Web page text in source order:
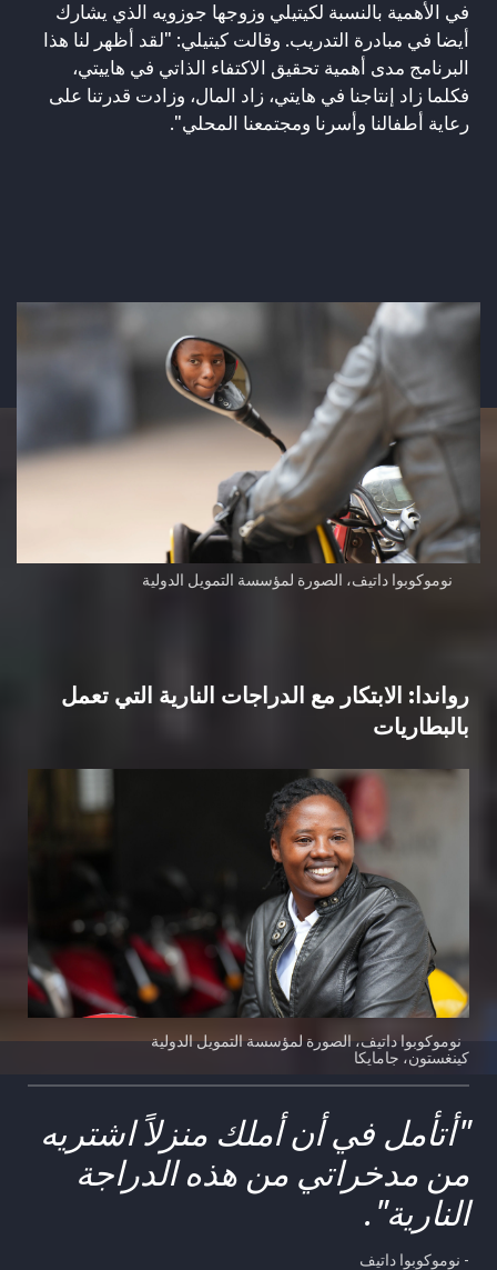
في الأهمية بالنسبة لكيتيلي وزوجها جوزويه الذي يشارك
أيضا في مبادرة التدريب. وقالت كيتيلي: "لقد أظهر لنا هذا
البرنامج مدى أهمية تحقيق الاكتفاء الذاتي في هاييتي،
فكلما زاد إنتاجنا في هايتي، زاد المال، وزادت قدرتنا على
رعاية أطفالنا وأسرنا ومجتمعنا المحلي".
نوموكوبوا داتيف، الصورة لمؤسسة التمويل الدولية
رواندا: الابتكار مع الدراجات النارية التي تعمل
بالبطاريات
نوموكوبوا داتيف، الصورة لمؤسسة التمويل الدولية
"أتأمل في أن أملك منزلاً اشتريه
من مدخراتي من هذه الدراجة
النارية".
- نوموكوبوا داتيف
كينغستون، جامايكا